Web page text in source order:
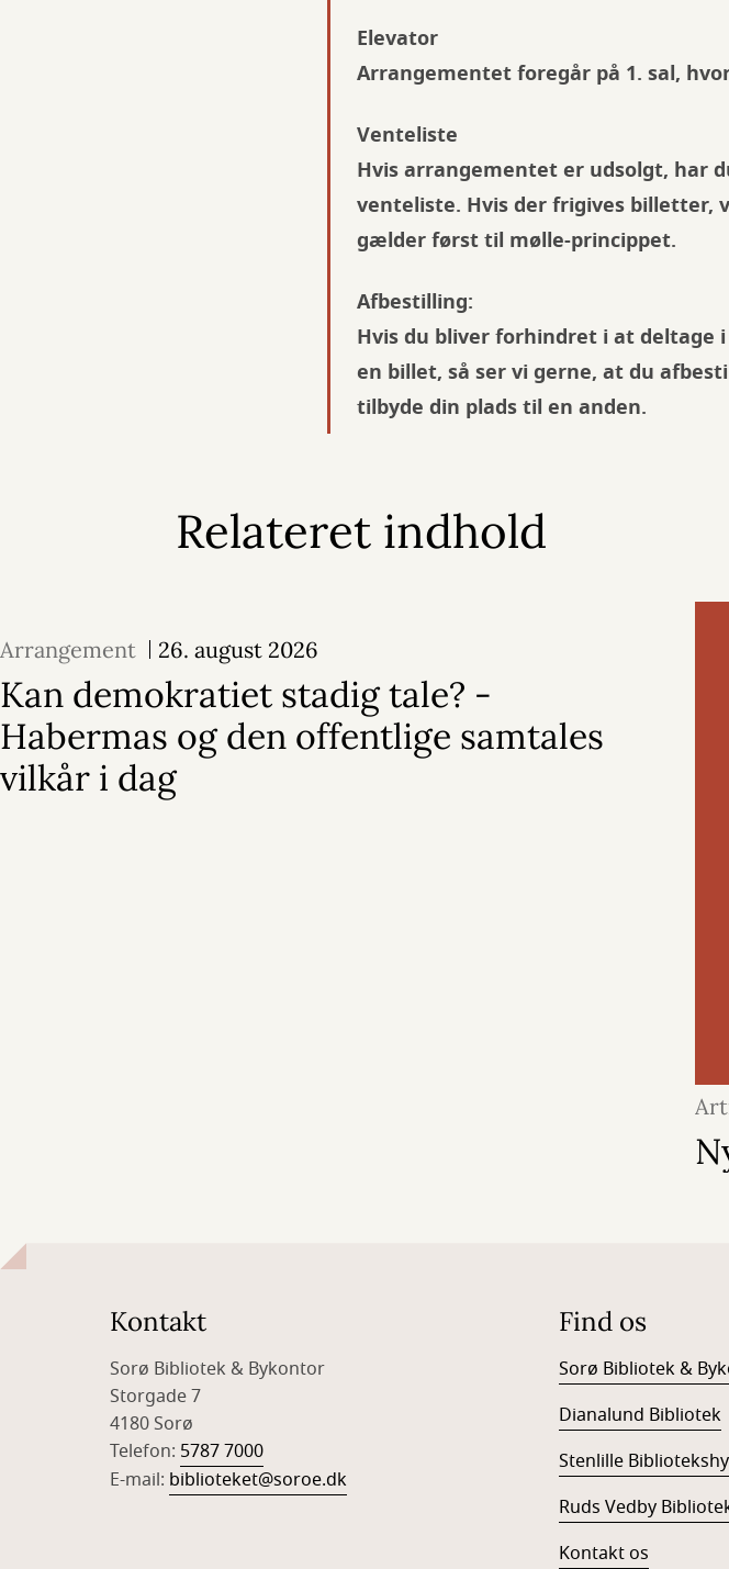
Elevator
Arrangementet foregår på 1. sal,
Venteliste
Hvis arrangementet er udsolgt, har
venteliste. Hvis der frigives billetter,
gælder først til mølle-princippet.
Afbestilling:
Hvis du bliver forhindret i at
en billet, så ser vi gerne, at du
tilbyde din plads til en anden.
Relateret indhold
Arrangement 26. august 2026
Kan demokratiet stadig tale? -
Habermas og den offentlige samtales
vilkår i dag
Kontakt
Sorø Bibliotek & Bykontor
Storgade 7
4180 Sorø
Telefon: 5787 7000
E-mail: biblioteket@soroe.dk
Find os
Sorø Bibliotek &
Dianalund Bibliotek
Stenlille
Ruds Vedby
Kontakt os